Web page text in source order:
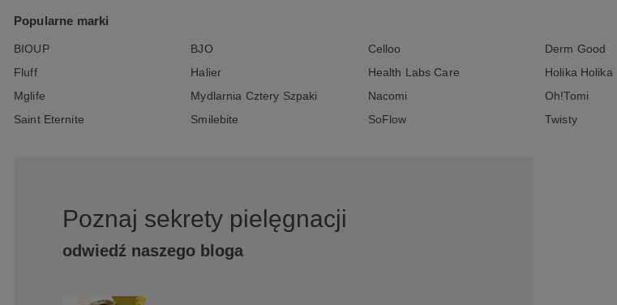
Popularne marki
BIOUP BJO Celloo Derm Good
Fluff
Halier Health Labs Care Holika Holika
Mglife
Mydlarnia Cztery Szpaki Nacomi Oh!Tomi
Saint Eternite
Smilebite SoFlow Twisty
Poznaj sekrety pielęgnacji
odwiedź naszego bloga